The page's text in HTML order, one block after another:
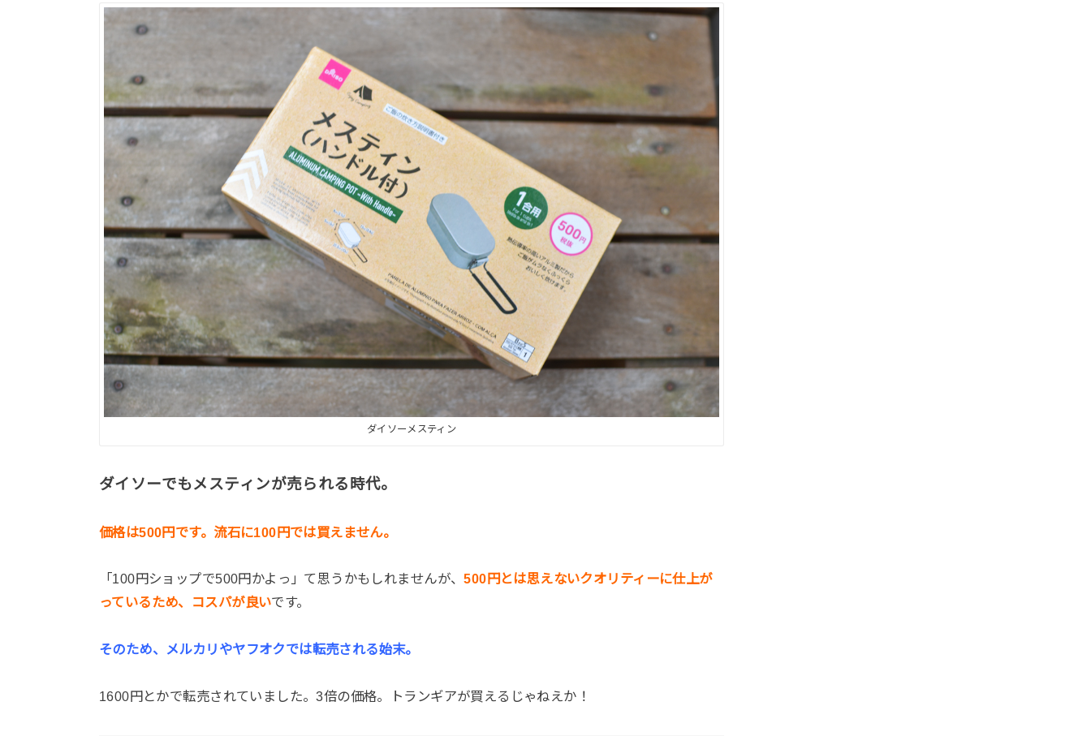
ダイソーメスティン
ダイソーでもメスティンが売られる時代。
価格は500円です。流石に100円では買えません。
「100円ショップで500円かよっ」て思うかもしれませんが、500円とは思えないクオリティーに仕上が
っているため、コスパが良いです。
そのため、メルカリやヤフオクでは転売される始末。
1600円とかで転売されていました。3倍の価格。トランギアが買えるじゃねえか！